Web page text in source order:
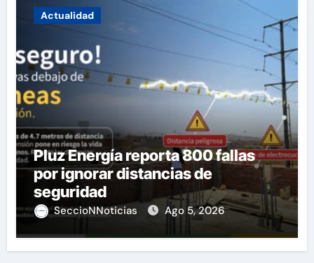
Actualidad
Pluz Energía reporta 800 fallas
por ignorar distancias de
seguridad
SeccioNNoticias Ago 5, 2026